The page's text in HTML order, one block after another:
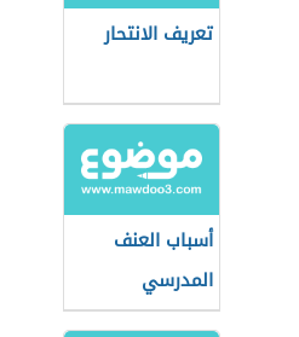
تعريف الانتحار
أسباب العنف
المدرسي